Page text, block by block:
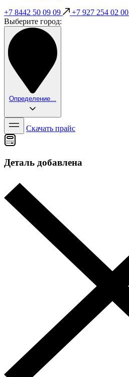
+7 8442 50 09 09
+7 927 254 02 00
Выберите город:
Определение...
Скачать прайс
Деталь добавлена